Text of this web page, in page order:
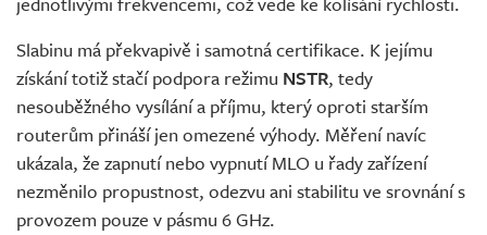
Slabinu má překvapivě i samotná certifikace. K jejímu
získání totiž stačí podpora režimu NSTR, tedy
nesouběžného vysílání a příjmu, který oproti starším
routerům přináší jen omezené výhody. Měření navíc
ukázala, že zapnutí nebo vypnutí MLO u řady zařízení
nezměnilo propustnost, odezvu ani stabilitu ve srovnání s
provozem pouze v pásmu 6 GHz.